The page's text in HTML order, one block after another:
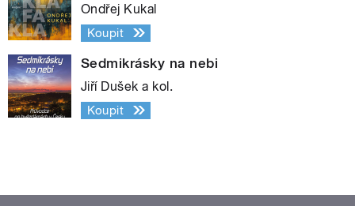
Ondřej Kukal
Koupit
Sedmikrásky na nebi
Jiří Dušek a kol.
Koupit